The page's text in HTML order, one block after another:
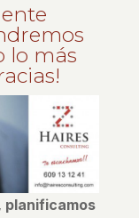
lo más
planificamos